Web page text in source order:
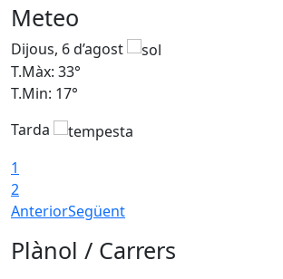
Meteo
Dijous, 6 d’agost
T.Màx: 33°
T.Min: 17°
Tarda
1
2
AnteriorSegüent
Plànol / Carrers